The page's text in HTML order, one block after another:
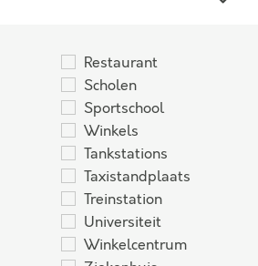
Restaurant
Scholen
Sportschool
Winkels
Tankstations
Taxistandplaats
Treinstation
Universiteit
Winkelcentrum